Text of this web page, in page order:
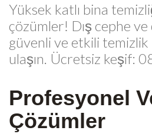
Yüksek katlı bina
çözümler! Dış cephe
güvenli ve etkili temizlik
ulaşın. Ücretsiz keşif:
Profesyonel
Çözümler